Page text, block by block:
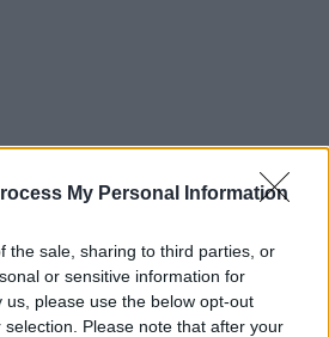
My Personal Information
the sale, sharing to third parties, or
or sensitive information for
please use the below opt-out
Please note that after your